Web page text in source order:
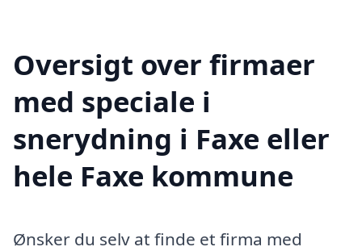
Oversigt over firmaer
med speciale i
snerydning i Faxe eller
hele Faxe kommune
Ønsker du selv at finde et firma med